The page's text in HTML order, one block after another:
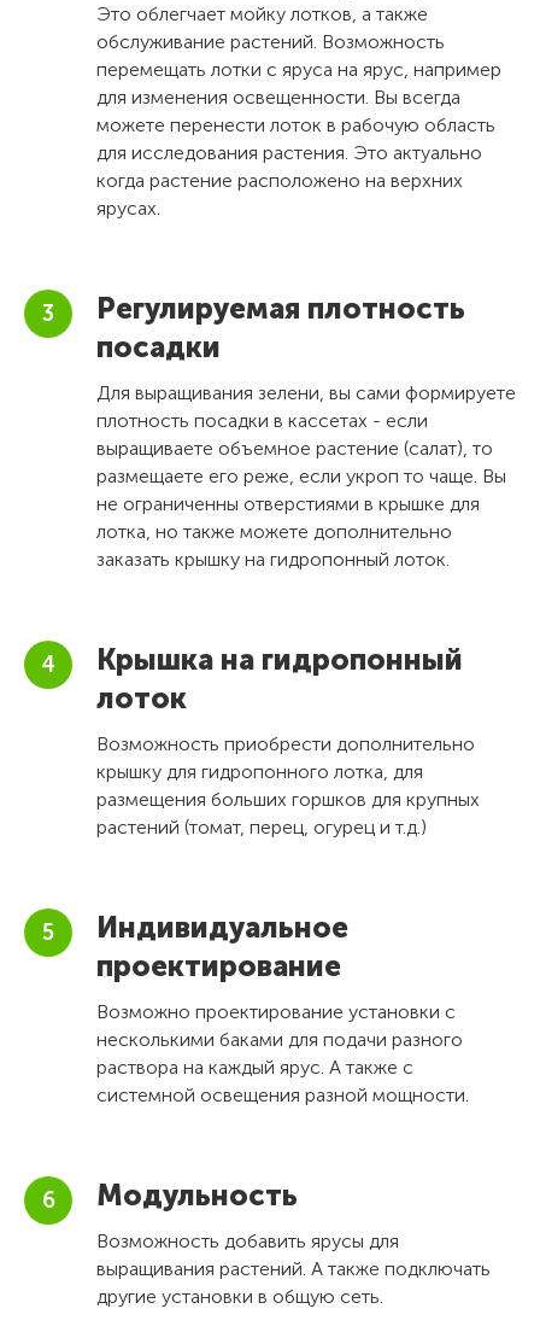
Это облегчает мойку лотков, а также
обслуживание растений. Возможность
перемещать лотки с яруса на ярус, например
для изменения освещенности. Вы всегда
можете перенести лоток в рабочую область
для исследования растения. Это актуально
когда растение расположено на верхних
ярусах.
Регулируемая плотность
посадки
Для выращивания зелени, вы сами формируете
плотность посадки в кассетах - если
выращиваете объемное растение (салат), то
размещаете его реже, если укроп то чаще. Вы
не ограниченны отверстиями в крышке для
лотка, но также можете дополнительно
заказать крышку на гидропонный лоток.
Крышка на гидропонный
лоток
Возможность приобрести дополнительно
крышку для гидропонного лотка, для
размещения больших горшков для крупных
растений (томат, перец, огурец и т.д.)
Индивидуальное
проектирование
Возможно проектирование установки с
несколькими баками для подачи разного
раствора на каждый ярус. А также с
системной освещения разной мощности.
Модульность
Возможность добавить ярусы для
выращивания растений. А также подключать
другие установки в общую сеть.